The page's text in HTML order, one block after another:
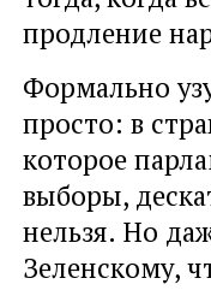
продление
Формально
просто: в
которое
выборы,
нельзя. Но
Зеленскому,